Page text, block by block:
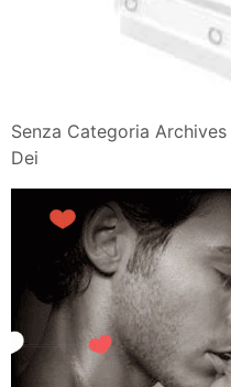
Senza Categoria
Dei